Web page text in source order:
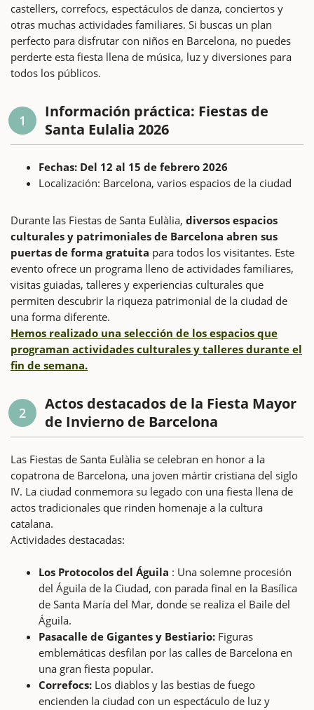
castellers, correfocs, espectáculos de danza, conciertos y
otras muchas actividades familiares. Si buscas un plan
perfecto para disfrutar con niños en Barcelona, no puedes
perderte esta fiesta llena de música, luz y diversiones para
todos los públicos.
1
Información práctica: Fiestas de
Santa Eulalia 2026
Fechas: Del 12 al 15 de febrero 2026
Localización: Barcelona, varios espacios de la ciudad
Durante las Fiestas de Santa Eulàlia, diversos espacios
culturales y patrimoniales de Barcelona abren sus
puertas de forma gratuita para todos los visitantes. Este
evento ofrece un programa lleno de actividades familiares,
visitas guiadas, talleres y experiencias culturales que
permiten descubrir la riqueza patrimonial de la ciudad de
una forma diferente.
Hemos realizado una selección de los espacios que
programan actividades culturales y talleres durante el
fin de semana.
2
Actos destacados de la Fiesta Mayor
de Invierno de Barcelona
Las Fiestas de Santa Eulàlia se celebran en honor a la
copatrona de Barcelona, una joven mártir cristiana del siglo
IV. La ciudad conmemora su legado con una fiesta llena de
actos tradicionales que rinden homenaje a la cultura
catalana.
Actividades destacadas:
Los Protocolos del Águila : Una solemne procesión
del Águila de la Ciudad, con parada final en la Basílica
de Santa María del Mar, donde se realiza el Baile del
Águila.
Pasacalle de Gigantes y Bestiario: Figuras
emblemáticas desfilan por las calles de Barcelona en
una gran fiesta popular.
Correfocs: Los diablos y las bestias de fuego
encienden la ciudad con un espectáculo de luz y